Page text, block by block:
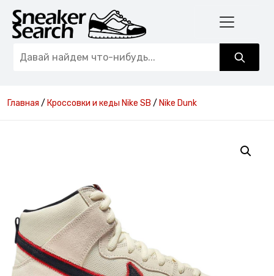
Главная / Кроссовки и кеды Nike SB / Nike Dunk